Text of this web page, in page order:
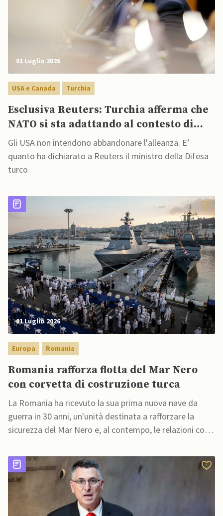
01 Luglio 2026
USA e Canada Turchia
Esclusiva Reuters: Turchia afferma che
NATO si sta adattando al contesto di
sicurezza e che gli USA non si
ritireranno
Gli USA non intendono abbandonare l'alleanza. E’
quanto ha dichiarato a Reuters il ministro della Difesa
turco
01 Luglio 2026
Europa Romania
Romania rafforza flotta del Mar Nero
con corvetta di costruzione turca
La Romania ha ricevuto la sua prima nuova nave da
guerra in 30 anni, un'unità destinata a rafforzare la
sicurezza del Mar Nero e, al contempo, le relazioni con